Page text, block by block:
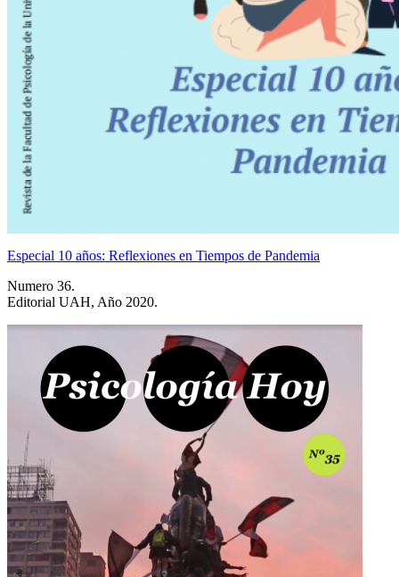
Especial 10 años: Reflexiones en Tiempos de Pandemia
Numero 36.
Editorial UAH, Año 2020.